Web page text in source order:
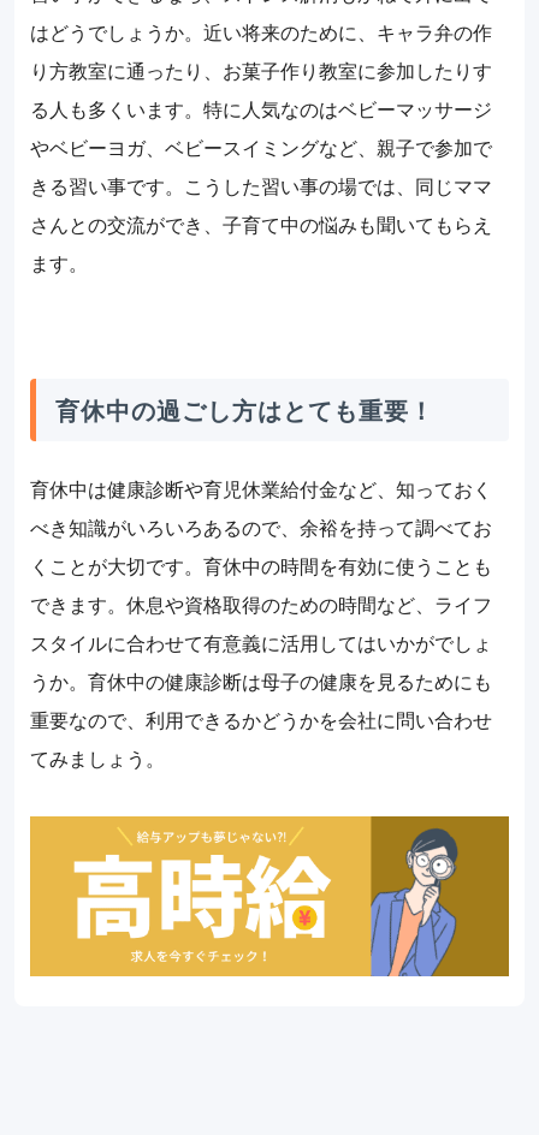
はどうでしょうか。近い将来のために、キャラ弁の作
り方教室に通ったり、お菓子作り教室に参加したりす
る人も多くいます。特に人気なのはベビーマッサージ
やベビーヨガ、ベビースイミングなど、親子で参加で
きる習い事です。こうした習い事の場では、同じママ
さんとの交流ができ、子育て中の悩みも聞いてもらえ
ます。
育休中の過ごし方はとても重要！
育休中は健康診断や育児休業給付金など、知っておく
べき知識がいろいろあるので、余裕を持って調べてお
くことが大切です。育休中の時間を有効に使うことも
できます。休息や資格取得のための時間など、ライフ
スタイルに合わせて有意義に活用してはいかがでしょ
うか。育休中の健康診断は母子の健康を見るためにも
重要なので、利用できるかどうかを会社に問い合わせ
てみましょう。